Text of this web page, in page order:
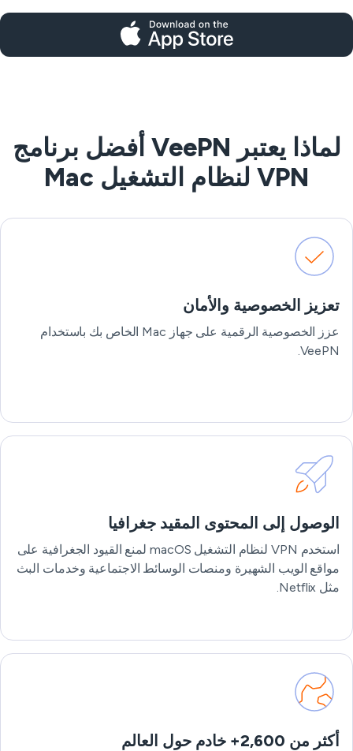
لماذا يعتبر VeePN أفضل برنامج
VPN لنظام التشغيل Mac
تعزيز الخصوصية والأمان
عزز الخصوصية الرقمية على جهاز Mac الخاص بك باستخدام
VeePN.
الوصول إلى المحتوى المقيد جغرافيا
استخدم VPN لنظام التشغيل macOS لمنع القيود الجغرافية على
مواقع الويب الشهيرة ومنصات الوسائط الاجتماعية وخدمات البث
مثل Netflix.
أكثر من 2,600+ خادم حول العالم